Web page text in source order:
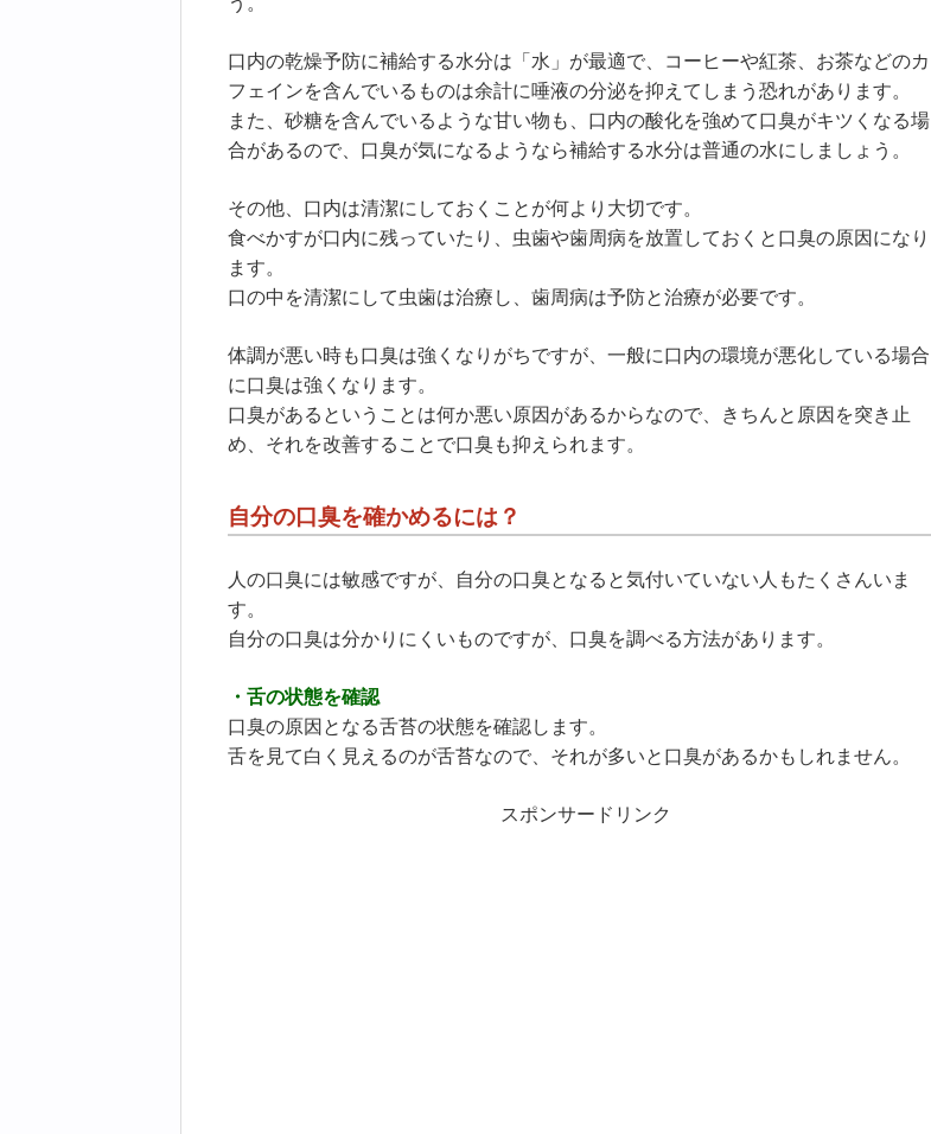
口内の乾燥予防に補給する水分は「水」が最適で、コーヒーや紅茶、お茶などのカ
フェインを含んでいるものは余計に唾液の分泌を抑えてしまう恐れがあります。
また、砂糖を含んでいるような甘い物も、口内の酸化を強めて口臭がキツくなる場
合があるので、口臭が気になるようなら補給する水分は普通の水にしましょう。
その他、口内は清潔にしておくことが何より大切です。
食べかすが口内に残っていたり、虫歯や歯周病を放置しておくと口臭の原因になり
ます。
口の中を清潔にして虫歯は治療し、歯周病は予防と治療が必要です。
体調が悪い時も口臭は強くなりがちですが、一般に口内の環境が悪化している場合
に口臭は強くなります。
口臭があるということは何か悪い原因があるからなので、きちんと原因を突き止
め、それを改善することで口臭も抑えられます。
自分の口臭を確かめるには？
人の口臭には敏感ですが、自分の口臭となると気付いていない人もたくさんいま
す。
自分の口臭は分かりにくいものですが、口臭を調べる方法があります。
・舌の状態を確認
口臭の原因となる舌苔の状態を確認します。
舌を見て白く見えるのが舌苔なので、それが多いと口臭があるかもしれません。
スポンサードリンク